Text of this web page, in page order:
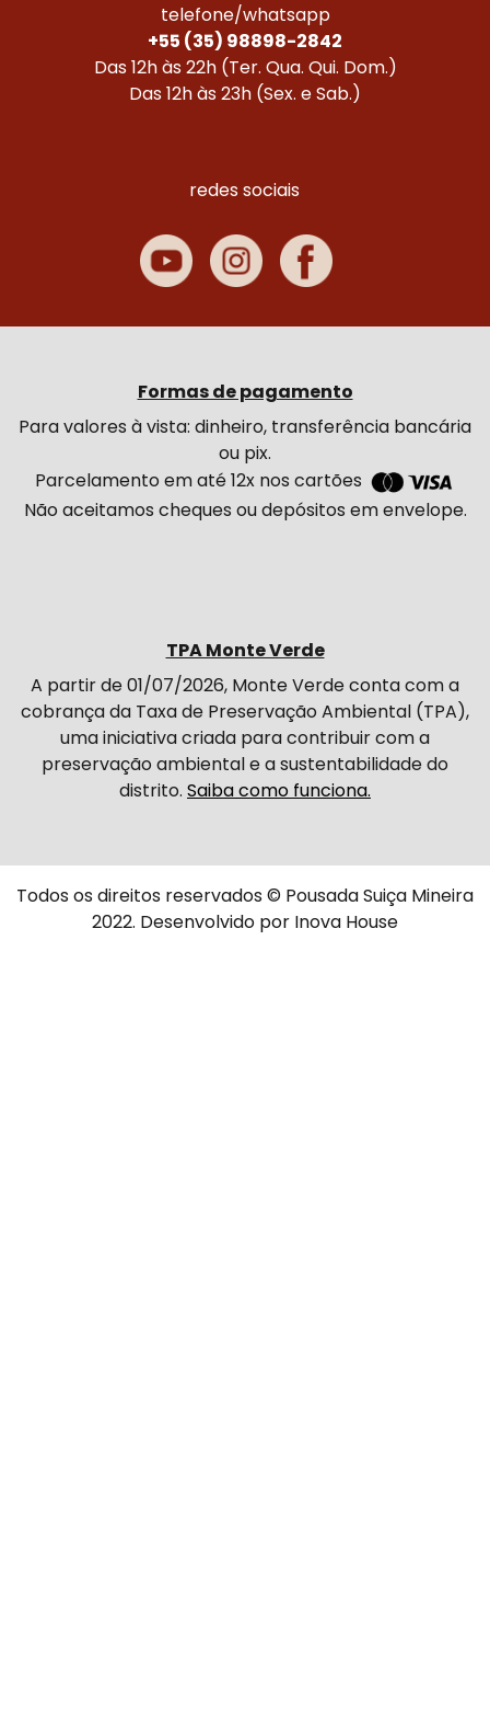
telefone/whatsapp
+55 (35) 98898-2842
Das 12h às 22h (Ter. Qua. Qui. Dom.)
Das 12h às 23h (Sex. e Sab.)
redes sociais
Formas de pagamento
Para valores à vista: dinheiro, transferência bancária
ou pix.
Parcelamento em até 12x nos cartões
Não aceitamos cheques ou depósitos em envelope.
TPA Monte Verde
A partir de 01/07/2026, Monte Verde conta com a
cobrança da Taxa de Preservação Ambiental (TPA),
uma iniciativa criada para contribuir com a
preservação ambiental e a sustentabilidade do
distrito. Saiba como funciona.
Todos os direitos reservados © Pousada Suiça Mineira
2022. Desenvolvido por Inova House